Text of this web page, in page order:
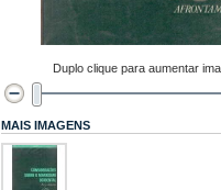
Duplo clique para aumentar
MAIS IMAGENS